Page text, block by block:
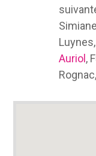
Auriol ,